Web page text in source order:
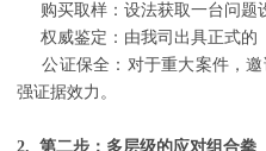
购买取样：设法获取一台问题
权威鉴定：由我司出具正式的
公证保全：对于重大案件，邀
强证据效力。
2. 第二步：多层级的应对组合拳